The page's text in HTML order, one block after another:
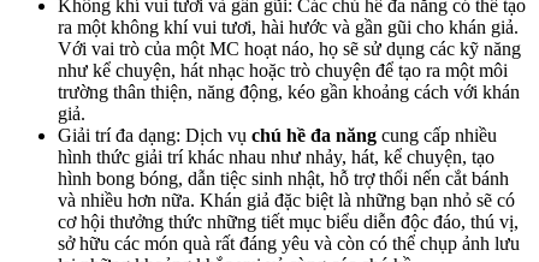
Không khí vui tươi và gần gũi: Các chú hề đa năng có thể tạo
ra một không khí vui tươi, hài hước và gần gũi cho khán giả.
Với vai trò của một MC hoạt náo, họ sẽ sử dụng các kỹ năng
như kể chuyện, hát nhạc hoặc trò chuyện để tạo ra một môi
trường thân thiện, năng động, kéo gần khoảng cách với khán
giả.
Giải trí đa dạng: Dịch vụ chú hề đa năng cung cấp nhiều
hình thức giải trí khác nhau như nhảy, hát, kể chuyện, tạo
hình bong bóng, dẫn tiệc sinh nhật, hỗ trợ thổi nến cắt bánh
và nhiều hơn nữa. Khán giả đặc biệt là những bạn nhỏ sẽ có
cơ hội thưởng thức những tiết mục biểu diễn độc đáo, thú vị,
sở hữu các món quà rất đáng yêu và còn có thể chụp ảnh lưu